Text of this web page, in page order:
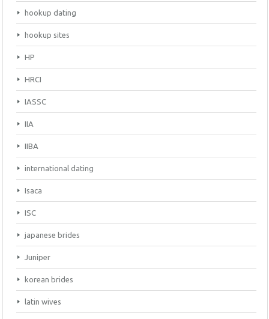
hookup dating
hookup sites
HP
HRCI
IASSC
IIA
IIBA
international dating
Isaca
ISC
japanese brides
Juniper
korean brides
latin wives